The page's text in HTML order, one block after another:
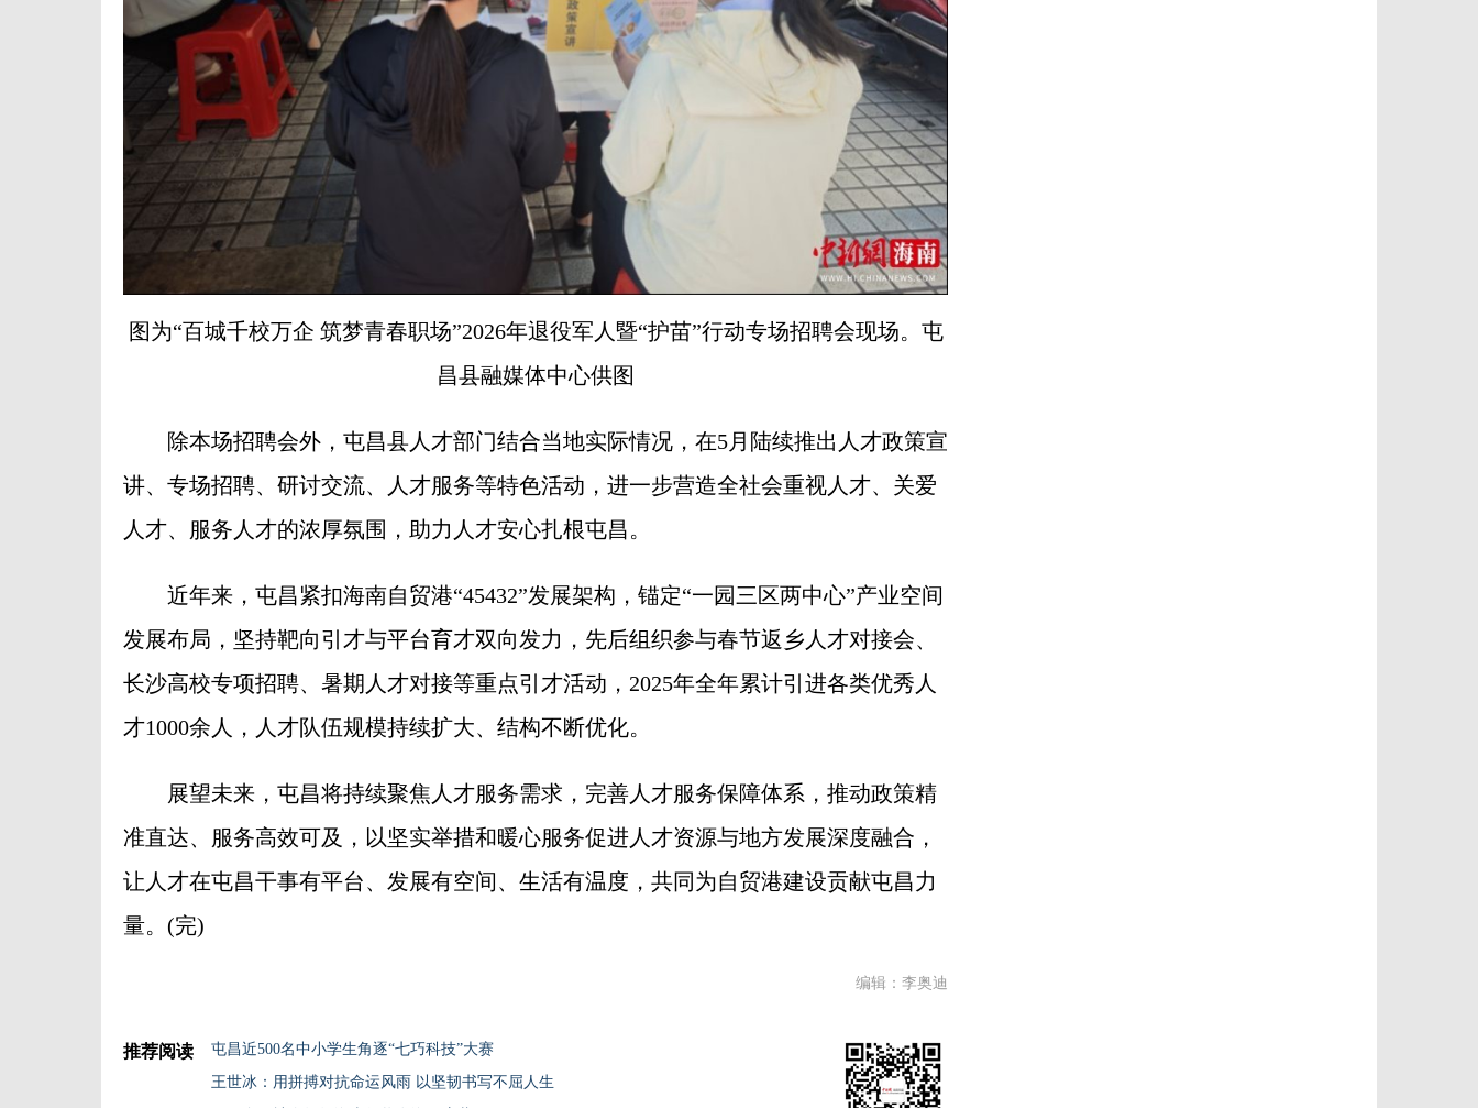
图为“百城千校万企 筑梦青春职场”2026年退役军人暨“护苗”行动专场招聘会现场。屯
昌县融媒体中心供图
除本场招聘会外，屯昌县人才部门结合当地实际情况，在5月陆续推出人才政策宣
讲、专场招聘、研讨交流、人才服务等特色活动，进一步营造全社会重视人才、关爱
人才、服务人才的浓厚氛围，助力人才安心扎根屯昌。
近年来，屯昌紧扣海南自贸港“45432”发展架构，锚定“一园三区两中心”产业空间
发展布局，坚持靶向引才与平台育才双向发力，先后组织参与春节返乡人才对接会、
长沙高校专项招聘、暑期人才对接等重点引才活动，2025年全年累计引进各类优秀人
才1000余人，人才队伍规模持续扩大、结构不断优化。
展望未来，屯昌将持续聚焦人才服务需求，完善人才服务保障体系，推动政策精
准直达、服务高效可及，以坚实举措和暖心服务促进人才资源与地方发展深度融合，
让人才在屯昌干事有平台、发展有空间、生活有温度，共同为自贸港建设贡献屯昌力
量。(完)
编辑：李奥迪
推荐阅读
屯昌近500名中小学生角逐“七巧科技”大赛
王世冰：用拼搏对抗命运风雨 以坚韧书写不屈人生